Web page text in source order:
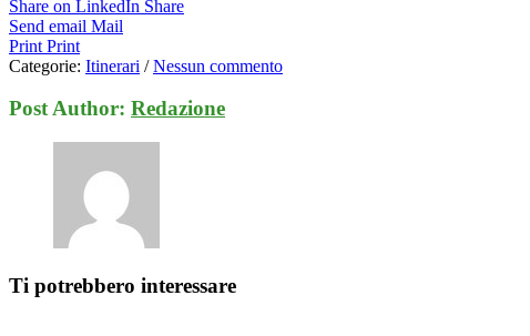
Share on LinkedIn Share
Send email Mail
Print Print
Categorie: Itinerari / Nessun commento
Post Author: Redazione
Ti potrebbero interessare